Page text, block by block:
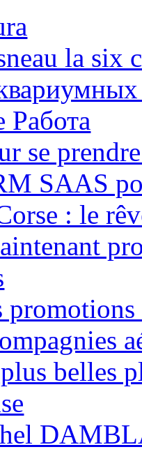
la six
Работа
se
SAAS
: le
belles